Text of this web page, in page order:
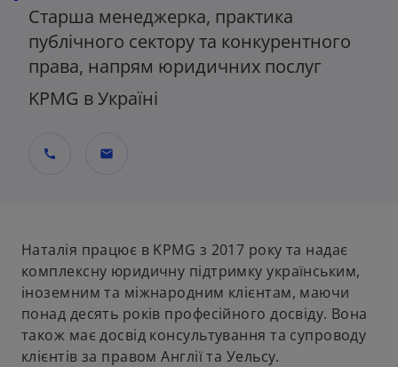
Старша менеджерка, практика
публічного сектору та конкурентного
права, напрям юридичних послуг
KPMG в Україні
call mail
Наталія працює в KPMG з 2017 року та надає
комплексну юридичну підтримку українським,
іноземним та міжнародним клієнтам, маючи
понад десять років професійного досвіду. Вона
також має досвід консультування та супроводу
клієнтів за правом Англії та Уельсу.